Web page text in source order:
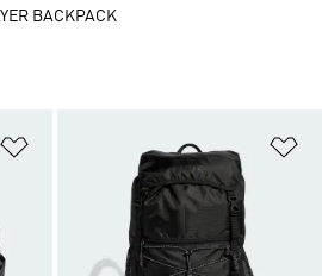
Προσθήκη στη Λίστα Επιθυμιών
BACKPACK